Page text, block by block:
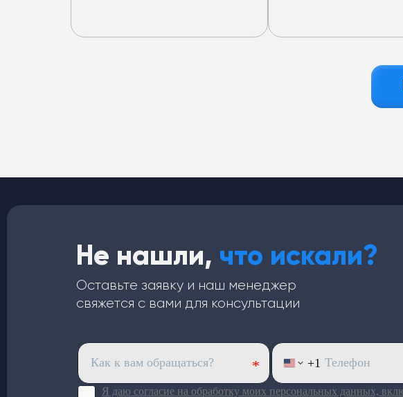
Не нашли, что искали?
Оставьте заявку и наш менеджер
свяжется с вами для консультации